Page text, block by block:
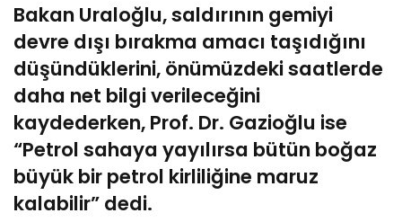
Bakan Uraloğlu, saldırının gemiyi
devre dışı bırakma amacı taşıdığını
düşündüklerini, önümüzdeki saatlerde
daha net bilgi verileceğini
kaydederken, Prof. Dr. Gazioğlu ise
“Petrol sahaya yayılırsa bütün boğaz
büyük bir petrol kirliliğine maruz
kalabilir” dedi.